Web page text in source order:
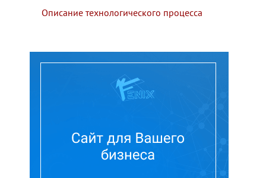
Описание технологического процесса